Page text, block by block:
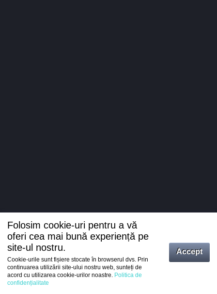
Intrați
Folosim cookie-uri pentru a vă
oferi cea mai bună experiență pe
site-ul nostru.
Cookie-urile sunt fișiere stocate în browserul dvs. Prin
continuarea utilizării site-ului nostru web, sunteți de
acord cu utilizarea cookie-urilor noastre. Politica de
confidențialitate
Accept